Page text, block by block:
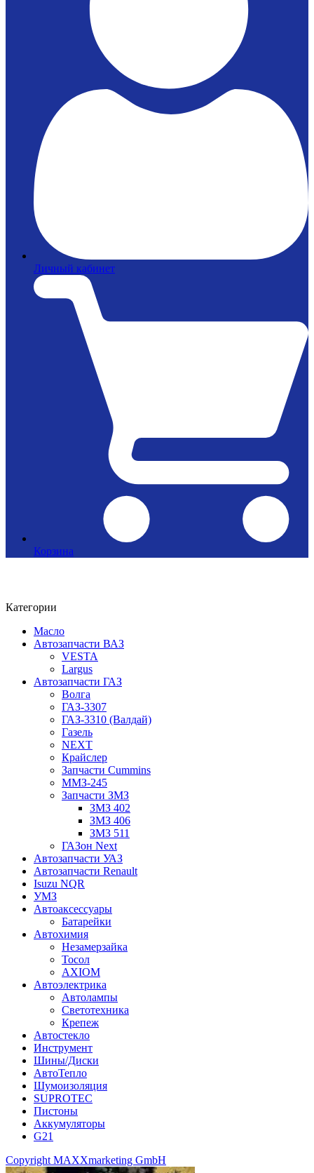
Личный кабинет
Корзина
Категории
Масло
Автозапчасти ВАЗ
VESTA
Largus
Автозапчасти ГАЗ
Волга
ГАЗ-3307
ГАЗ-3310 (Валдай)
Газель
NEXT
Крайслер
Запчасти Cummins
ММЗ-245
Запчасти ЗМЗ
ЗМЗ 402
ЗМЗ 406
ЗМЗ 511
ГАЗон Next
Автозапчасти УАЗ
Автозапчасти Renault
Isuzu NQR
УМЗ
Автоаксессуары
Батарейки
Автохимия
Незамерзайка
Тосол
AXIOM
Автоэлектрика
Автолампы
Светотехника
Крепеж
Автостекло
Инструмент
Шины/Диски
АвтоТепло
Шумоизоляция
SUPROTEC
Пистоны
Аккумуляторы
G21
Copyright MAXXmarketing GmbH